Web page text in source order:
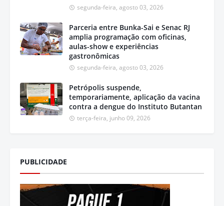
segunda-feira, agosto 03, 2026
Parceria entre Bunka-Sai e Senac RJ
amplia programação com oficinas,
aulas-show e experiências
gastronômicas
segunda-feira, agosto 03, 2026
Petrópolis suspende,
temporariamente, aplicação da vacina
contra a dengue do Instituto Butantan
terça-feira, junho 09, 2026
PUBLICIDADE